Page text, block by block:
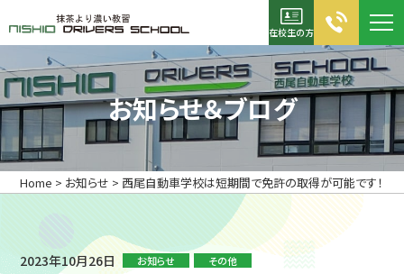
在校生の方
お電話でのお問合せ
0120-05-2355
TEL：0563-56-5311
FAX：0563-56-5267
資料請求 入校申込書
お知らせ＆ブログ
Home > お知らせ > 西尾自動車学校は短期間で免許の取得が可能です！
2023年10月26日 お知らせ その他